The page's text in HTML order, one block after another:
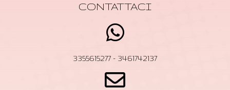
CONTATTACI
3355615277 - 3461742137